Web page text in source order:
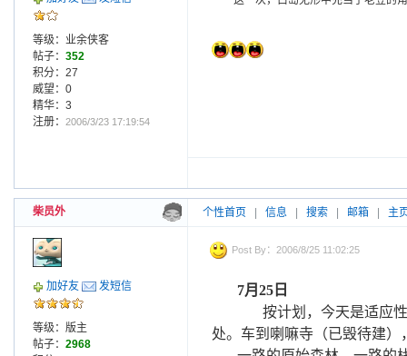
等级：业余侠客
帖子： 352
积分：27
威望：0
精华：3
注册： 2006/3/23 17:19:54
柴员外 个性首页 信息 搜索 邮箱 主
加好友 发短信
等级：版主
帖子： 2968
Post By：2006/8/25 11:02:25
7月 25 日
按计划，今天是适应
处。车到喇嘛寺（已毁待建）